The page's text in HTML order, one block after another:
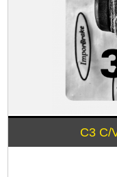
C3 C/